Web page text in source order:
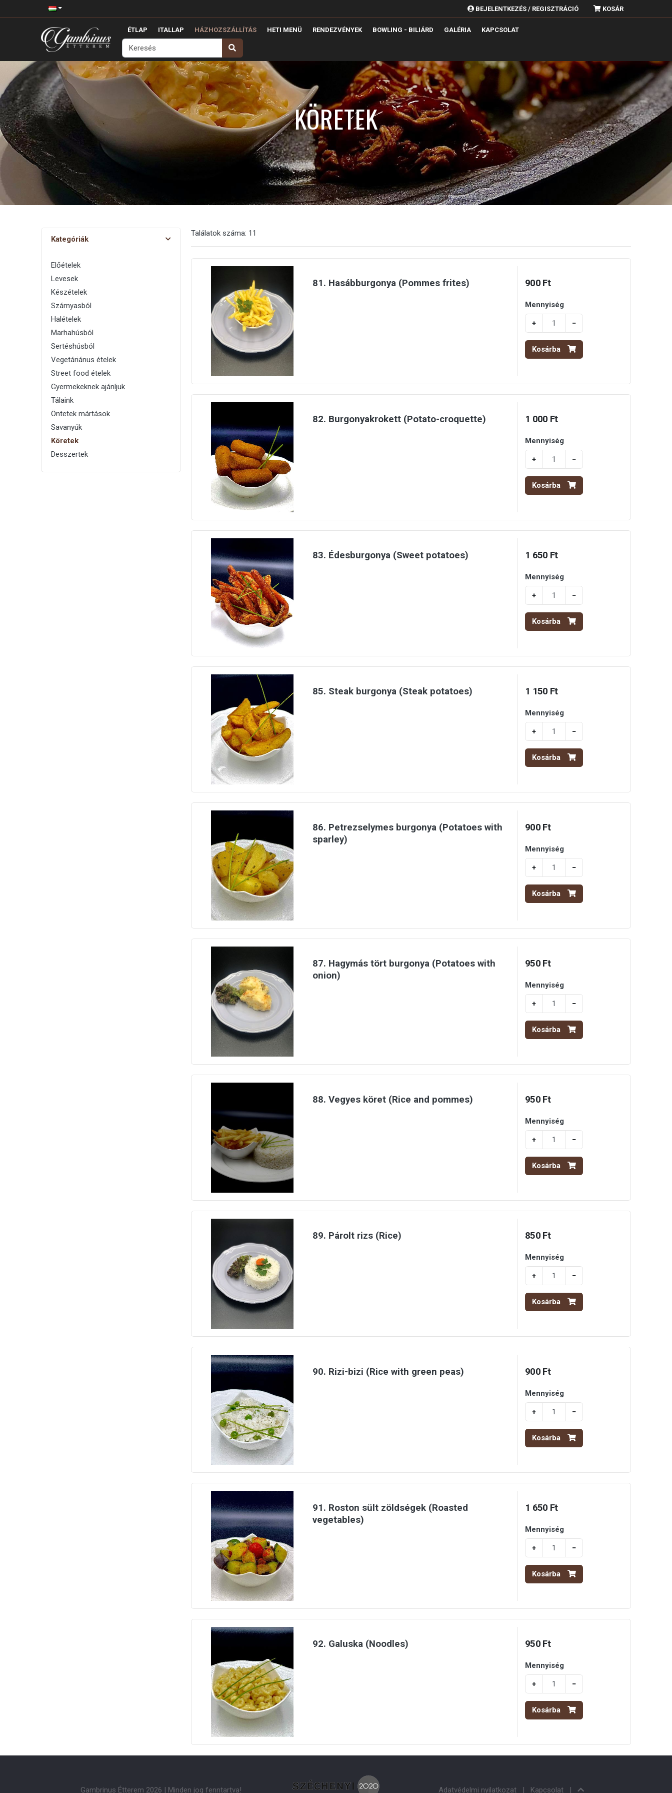
BEJELENTKEZÉS / REGISZTRÁCIÓ KOSÁR
ÉTLAP ITALLAP HÁZHOZSZÁLLÍTÁS HETI MENÜ RENDEZVÉNYEK BOWLING - BILIÁRD GALÉRIA KAPCSOLAT
KÖRETEK
Kategóriák
Előételek
Levesek
Készételek
Szárnyasból
Halételek
Marhahúsból
Sertéshúsból
Vegetáriánus ételek
Street food ételek
Gyermekeknek ajánljuk
Tálaink
Öntetek mártások
Savanyúk
Köretek
Desszertek
Találatok száma: 11
81. Hasábburgonya (Pommes frites) 900 Ft
Mennyiség
+ −
Kosárba
82. Burgonyakrokett (Potato-croquette) 1 000 Ft
Mennyiség
+ −
Kosárba
83. Édesburgonya (Sweet potatoes) 1 650 Ft
Mennyiség
+ −
Kosárba
85. Steak burgonya (Steak potatoes) 1 150 Ft
Mennyiség
+ −
Kosárba
86. Petrezselymes burgonya (Potatoes with
sparley)
900 Ft
Mennyiség
+ −
Kosárba
87. Hagymás tört burgonya (Potatoes with
onion)
950 Ft
Mennyiség
+ −
Kosárba
88. Vegyes köret (Rice and pommes) 950 Ft
Mennyiség
+ −
Kosárba
89. Párolt rizs (Rice) 850 Ft
Mennyiség
+ −
Kosárba
90. Rizi-bizi (Rice with green peas) 900 Ft
Mennyiség
+ −
Kosárba
91. Roston sült zöldségek (Roasted
vegetables)
1 650 Ft
Mennyiség
+ −
Kosárba
92. Galuska (Noodles) 950 Ft
Mennyiség
+ −
Kosárba
Gambrinus Étterem 2026 | Minden jog fenntartva! Adatvédelmi nyilatkozat Kapcsolat